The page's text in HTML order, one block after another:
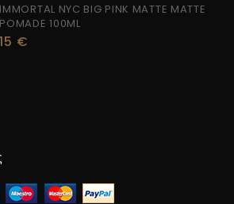
IMMORTAL NYC BIG PINK MATTE MATTE
POMADE 100ML
15 €